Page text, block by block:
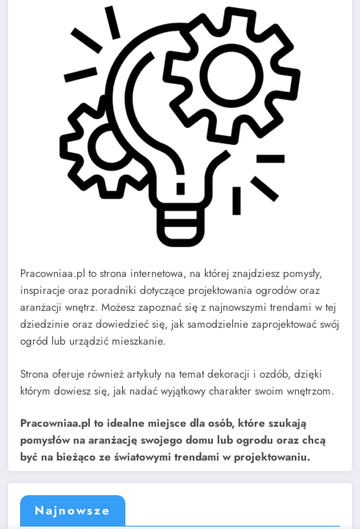
Pracowniaa.pl to strona internetowa, na której znajdziesz pomysły,
inspiracje oraz poradniki dotyczące projektowania ogrodów oraz
aranżacji wnętrz. Możesz zapoznać się z najnowszymi trendami w tej
dziedzinie oraz dowiedzieć się, jak samodzielnie zaprojektować swój
ogród lub urządzić mieszkanie.
Strona oferuje również artykuły na temat dekoracji i ozdób, dzięki
którym dowiesz się, jak nadać wyjątkowy charakter swoim wnętrzom.
Pracowniaa.pl to idealne miejsce dla osób, które szukają
pomysłów na aranżację swojego domu lub ogrodu oraz chcą
być na bieżąco ze światowymi trendami w projektowaniu.
Najnowsze